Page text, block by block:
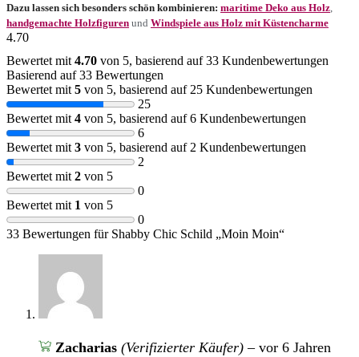
Dazu lassen sich besonders schön kombinieren: maritime Deko aus Holz
handgemachte Holzfiguren und Windspiele aus Holz mit Küstencharme
4.70
Bewertet mit 4.70 von 5, basierend auf33 Kundenbewertungen
Basierend auf 33 Bewertungen
Bewertet mit 5 von 5, basierend auf 25 Kundenbewertungen
25
Bewertet mit 4 von 5, basierend auf6 Kundenbewertungen
6
Bewertet mit 3 von 5, basierend auf 2 Kundenbewertungen
2
Bewertet mit 2 von 5
0
Bewertet mit 1 von 5
0
33 Bewertungen für Shabby Chic Schild „Moin Moin“
Zacharias (Verifizierter Käufer) – vor 6 Jahren